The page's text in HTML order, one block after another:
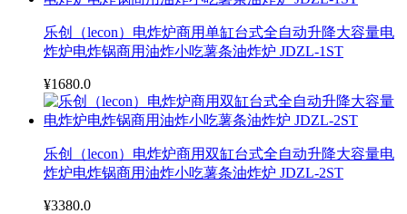
乐创（lecon）电炸炉商用单缸台式全自动升降大容量电
炸炉电炸锅商用油炸小吃薯条油炸炉 JDZL-1ST
¥1680.0
乐创（lecon）电炸炉商用双缸台式全自动升降大容量电
炸炉电炸锅商用油炸小吃薯条油炸炉 JDZL-2ST
¥3380.0